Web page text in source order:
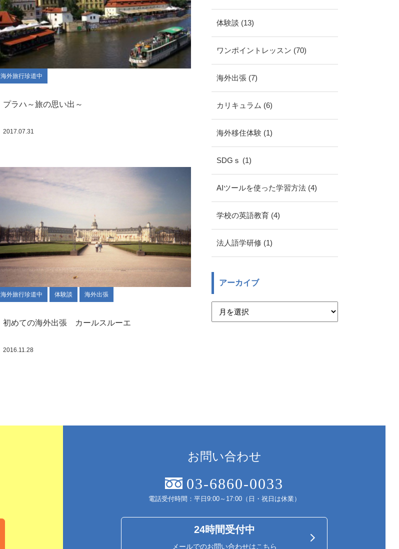
海外旅行珍道中
プラハ～旅の思い出～
2017.07.31
海外旅行珍道中 体験談 海外出張
初めての海外出張 カールスルーエ
2016.11.28
体験談 (13)
ワンポイントレッスン (70)
海外出張 (7)
カリキュラム (6)
海外移住体験 (1)
SDGｓ (1)
AIツールを使った学習方法 (4)
学校の英語教育 (4)
法人語学研修 (1)
アーカイブ
お問い合わせ
03-6860-0033
電話受付時間：平日9:00～17:00（日・祝日は休業）
24時間受付中
メールでのお問い合わせはこちら